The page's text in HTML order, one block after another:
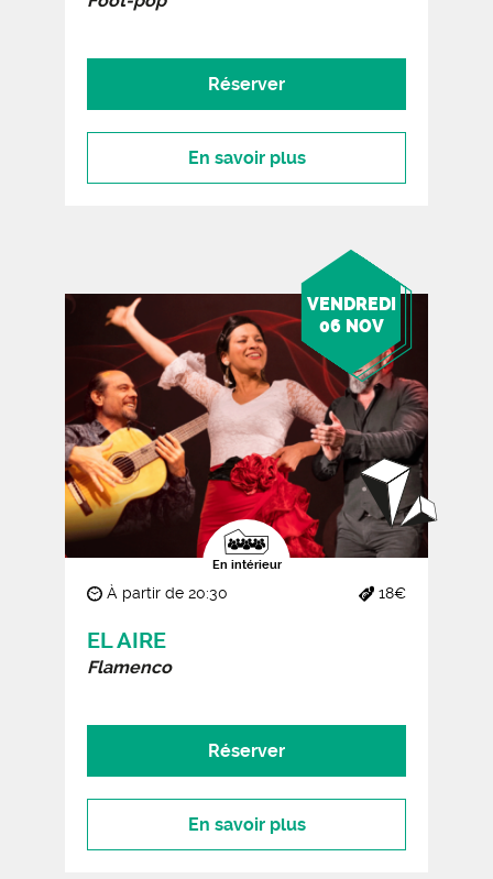
Réserver
En savoir plus
VENDREDI
06 NOV
En intérieur
À partir de 20:30 18€
EL AIRE
Flamenco
Réserver
En savoir plus